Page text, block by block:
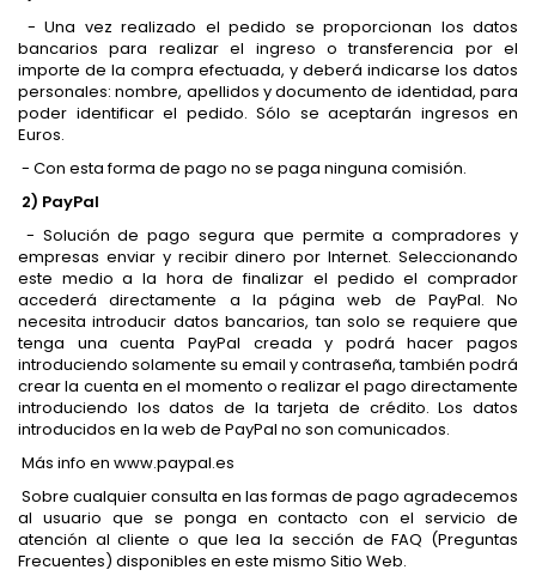
- Una vez realizado el pedido se proporcionan los datos
bancarios para realizar el ingreso o transferencia por el
importe de la compra efectuada, y deberá indicarse los datos
personales: nombre, apellidos y documento de identidad, para
poder identificar el pedido. Sólo se aceptarán ingresos en
Euros.
- Con esta forma de pago no se paga ninguna comisión.
2) PayPal
- Solución de pago segura que permite a compradores y
empresas enviar y recibir dinero por Internet. Seleccionando
este medio a la hora de finalizar el pedido el comprador
accederá directamente a la página web de PayPal. No
necesita introducir datos bancarios, tan solo se requiere que
tenga una cuenta PayPal creada y podrá hacer pagos
introduciendo solamente su email y contraseña, también podrá
crear la cuenta en el momento o realizar el pago directamente
introduciendo los datos de la tarjeta de crédito. Los datos
introducidos en la web de PayPal no son comunicados.
Más info en www.paypal.es
Sobre cualquier consulta en las formas de pago agradecemos
al usuario que se ponga en contacto con el servicio de
atención al cliente o que lea la sección de FAQ (Preguntas
Frecuentes) disponibles en este mismo Sitio Web.